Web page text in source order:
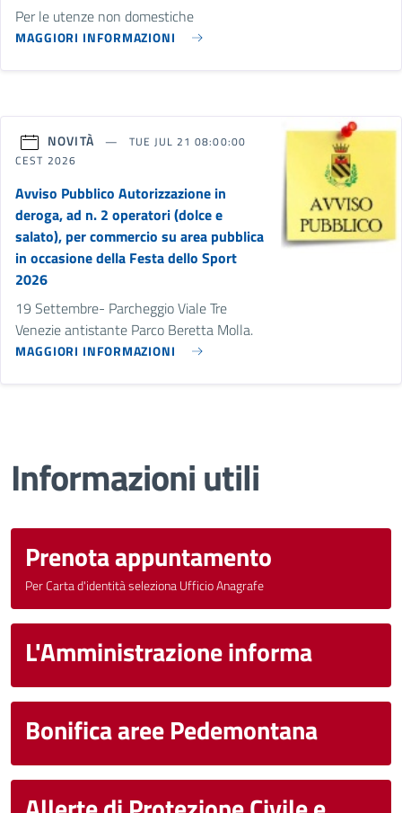
Per le utenze non domestiche
MAGGIORI INFORMAZIONI
NOVITÀ
TUE JUL 21 08:00:00
CEST 2026
Avviso Pubblico Autorizzazione in
deroga, ad n. 2 operatori (dolce e
salato), per commercio su area pubblica
in occasione della Festa dello Sport
2026
19 Settembre- Parcheggio Viale Tre
Venezie antistante Parco Beretta Molla.
MAGGIORI INFORMAZIONI
Informazioni utili
Prenota appuntamento
Per Carta d'identità seleziona Ufficio Anagrafe
L'Amministrazione informa
Bonifica aree Pedemontana